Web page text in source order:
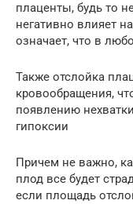
плаценты, будь то
негативно влияет
означает, что в
Также отслойка
кровообращения,
появлению
гипоксии
Причем не важно,
плод все будет
если площадь